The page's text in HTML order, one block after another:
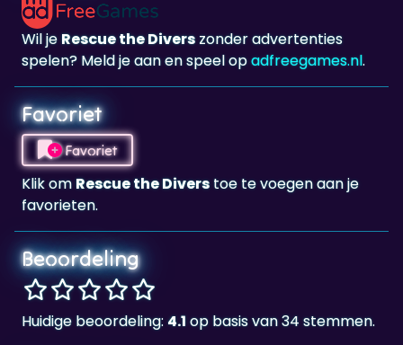
spelen? Meld je aan en speel op
Favoriet
Favoriet
Klik omRescue the Divers
favorieten.
Beoordeling
Huidige beoordeling:
Populariteit